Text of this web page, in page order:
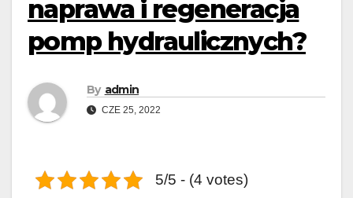
naprawa i regeneracja
pomp hydraulicznych?
By admin
CZE 25, 2022
5/5 - (4 votes)